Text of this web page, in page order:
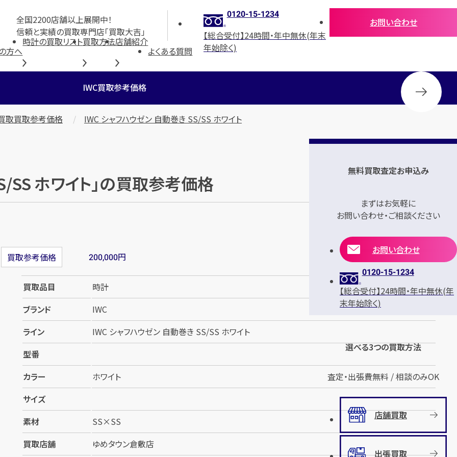
全国2200店舗以上展開中！
信頼と実績の買取専門店「買取大吉」
0120-15-1234
【総合受付】24時間・年中無休(年末
年始除く)
お問い合わせ
方へ
時計の買取リスト買取方法店舗紹介
よくある質問
IWC買取参考価格
取買取参考価格 IWC シャフハウゼン 自動巻き SS/SS ホワイト
SS ホワイト」の買取参考価格
買取参考価格 200,000円
買取品目
時計
ブランド
IWC
ライン
IWC シャフハウゼン 自動巻き SS/SS ホワイト
型番
カラー
ホワイト
サイズ
素材
SS×SS
買取店舗
ゆめタウン倉敷店
無料買取査定お申込み
まずはお気軽に
お問い合わせ・ご相談ください
お問い合わせ
0120-15-1234
【総合受付】24時間・年中無休(年
末年始除く)
選べる3つの買取方法
査定・出張費無料 / 相談のみOK
店舗買取
出張買取